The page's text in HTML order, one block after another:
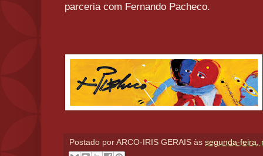
parceria com Fernando Pacheco.
Postado por ARCO-IRIS GERAIS às segunda-feira,